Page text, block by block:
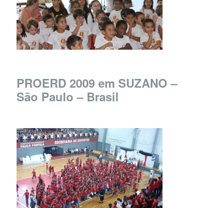
PROERD 2009 em SUZANO –
São Paulo – Brasil